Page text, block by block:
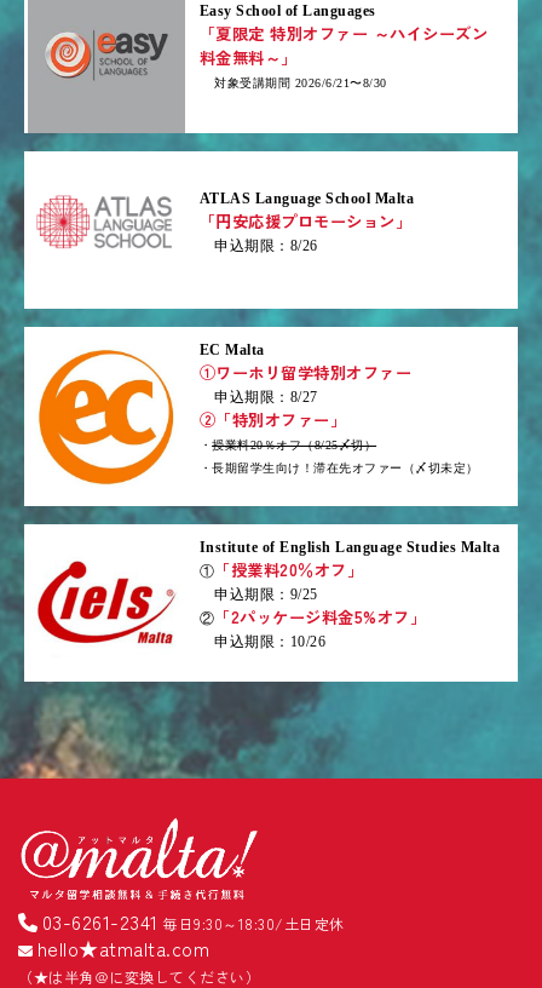
Easy School of Languages
「夏限定 特別オファー ～ハイシーズン
料金無料～」
対象受講期間 2026/6/21〜8/30
ATLAS Language School Malta
「円安応援プロモーション」
申込期限：8/26
EC Malta
①ワーホリ留学特別オファー
申込期限：8/27
②「特別オファー」
・授業料20％オフ（8/25〆切）
・長期留学生向け！滞在先オファー（〆切未定）
Institute of English Language Studies Malta
① 「授業料20％オフ」
申込期限：9/25
② 「2パッケージ料金5%オフ」
申込期限：10/26
03-6261-2341 毎日9:30～18:30/土日定休
hello★atmalta.com
（★は半角＠に変換してください）